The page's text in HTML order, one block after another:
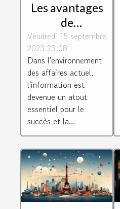
Les avantages
de
l'Inforegistre
pour les
entreprises
Vendredi 15 septembre
2023 23:08
Dans l'environnement
des affaires actuel,
l'information est
devenue un atout
essentiel pour le
succès et la...